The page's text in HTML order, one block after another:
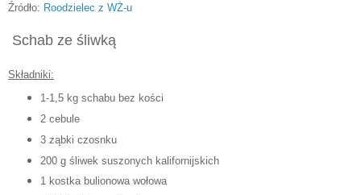
Źródło: Roodzielec z WŻ-u
Schab ze śliwką
Składniki:
1-1,5 kg schabu bez kości
2 cebule
3 ząbki czosnku
200 g śliwek suszonych kalifornijskich
1 kostka bulionowa wołowa